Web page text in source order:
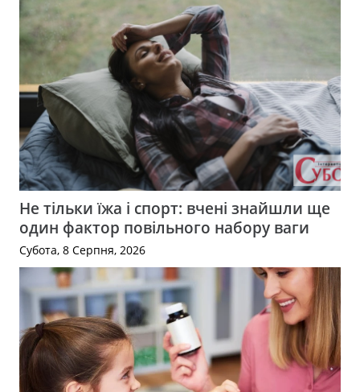
Не тільки їжа і спорт: вчені знайшли ще
один фактор повільного набору ваги
Субота, 8 Серпня, 2026